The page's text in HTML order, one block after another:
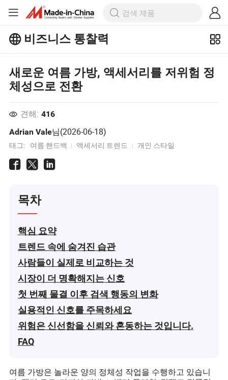
비즈니스 통찰력
사를 살펴보세요!
더 많이보기
새로운 여름 가방, 액세서리를 저위험 정
체성으로 전환
견해: 416
Adrian Vale님(2026-06-18)
태그: 여름 핸드백 액세서리 트렌드 개인 스타일
목차
핵심 요약
트렌드 속에 숨겨진 습관
사람들이 실제로 비교하는 것
시장이 더 명확해지는 신호
첫 번째 물결 이후 검색 행동의 변화
실용적인 신호를 주목하세요
위험은 신선함을 신뢰와 혼동하는 것입니다.
FAQ
여름 가방은 놀라운 양의 정체성 작업을 수행하고 있습니